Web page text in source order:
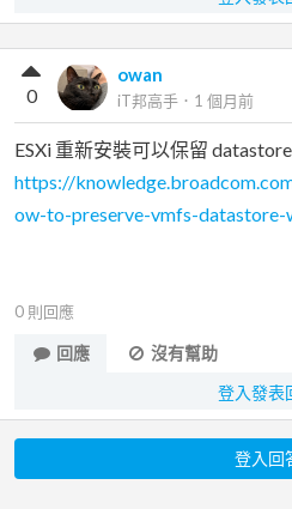
owan
iT邦高手 ． 1 個月前
0
ESXi 重新安裝可以保留 datastore
https://
ow-to-preserve-vmfs-datastore-
0 則回應
回應
沒有幫助
登入發表
登入回